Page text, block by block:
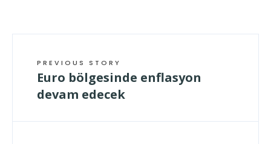
PREVIOUS STORY
Euro bölgesinde enflasyon
devam edecek